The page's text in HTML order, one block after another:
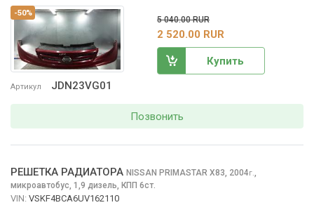
-50%
Артикул JDN23VG01
5 040.00 RUR
2 520.00 RUR
Купить
Позвонить
РЕШЕТКА РАДИАТОРА NISSAN PRIMASTAR X83, 2004г.
микроавтобус, 1,9 дизель, КПП 6ст.
VIN: VSKF4BCA6UV162110